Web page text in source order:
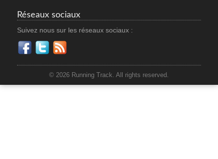
Réseaux sociaux
Suivez nous sur les réseaux sociaux :
© 2026 Running Track. All rights reserved.